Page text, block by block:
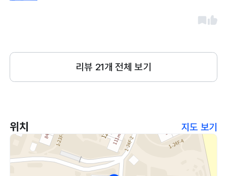
리뷰 21개 전체 보기
위치 지도 보기